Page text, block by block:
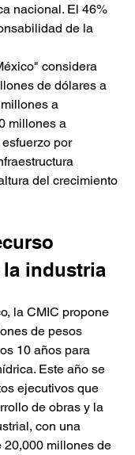
nacional. El 46%
de la
considera
de dólares a
a
millones a
por
del crecimiento
industria
la CMIC propone
de pesos
10 años para
Este año se
ejecutivos que
de obras y la
con una
millones de